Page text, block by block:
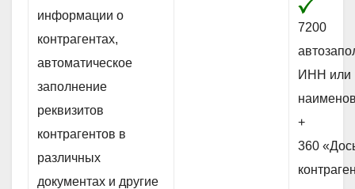
информации о
контрагентах,
автоматическое
заполнение
реквизитов
контрагентов в
различных
документах и другие
7200
ИНН или
+
360